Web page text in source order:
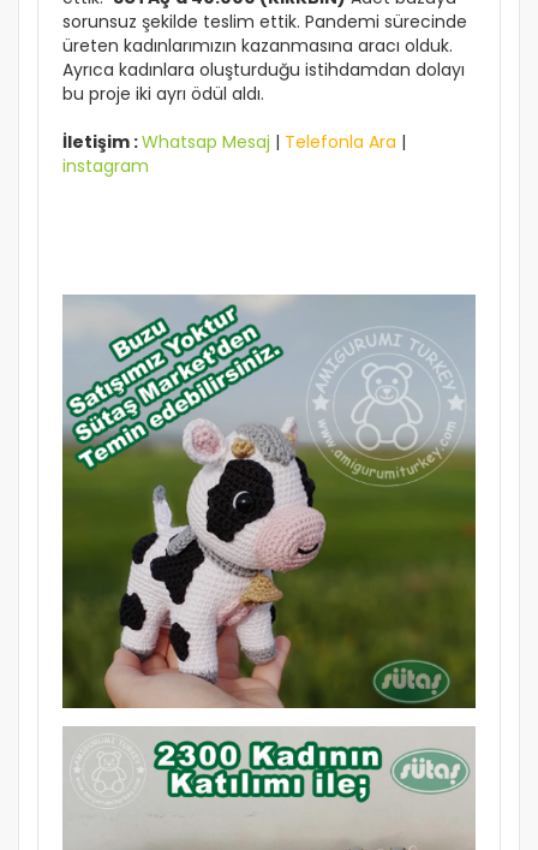
sorunsuz şekilde teslim ettik. Pandemi sürecinde
üreten kadınlarımızın kazanmasına aracı olduk.
Ayrıca kadınlara oluşturduğu istihdamdan dolayı
bu proje iki ayrı ödül aldı.
İletişim :Whatsap Mesaj | Telefonla Ara |
instagram